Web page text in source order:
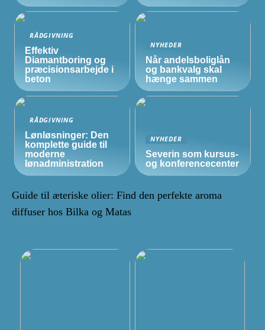
RÅDGIVNING
Effektiv
Diamantboring og
præcisionsarbejde i
beton
NYHEDER
Når andelsboliglån
og bankvalg skal
hænge sammen
RÅDGIVNING
Lønløsninger: Den
komplette guide til
moderne
lønadministration
NYHEDER
Severin som kursus-
og konferencecenter
Guide til æteriske olier: Find den perfekte aroma
diffuser hos Bilka og Matas